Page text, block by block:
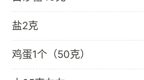
盐2克
鸡蛋1个（50克）